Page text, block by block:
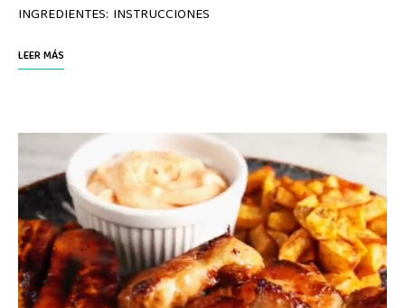
INGREDIENTES: INSTRUCCIONES
LEER MÁS